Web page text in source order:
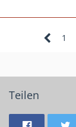
1
Teilen